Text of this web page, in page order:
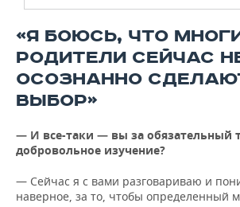
«Я БОЮСЬ, ЧТО
РОДИТЕЛИ СЕЙЧАС
ОСОЗНАННО
ВЫБОР»
— И все-таки — вы за обязательный
добровольное изучение?
— Сейчас я с вами разговариваю и
наверное, за то, чтобы определенный